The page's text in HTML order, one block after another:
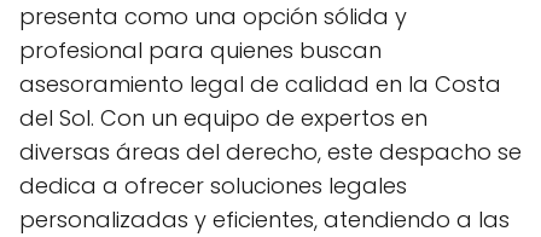
presenta como una opción sólida y
profesional para quienes buscan
asesoramiento legal de calidad en la Costa
del Sol. Con un equipo de expertos en
diversas áreas del derecho, este despacho se
dedica a ofrecer soluciones legales
personalizadas y eficientes, atendiendo a las